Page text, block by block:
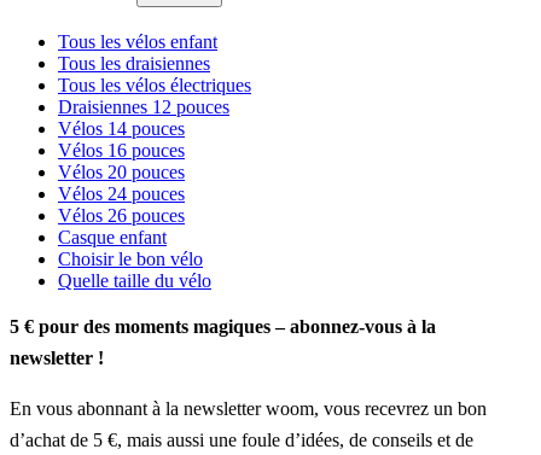
Tous les vélos enfant
Tous les draisiennes
Tous les vélos électriques
Draisiennes 12 pouces
Vélos 14 pouces
Vélos 16 pouces
Vélos 20 pouces
Vélos 24 pouces
Vélos 26 pouces
Casque enfant
Choisir le bon vélo
Quelle taille du vélo
5 € pour des moments magiques – abonnez-vous à la
newsletter !
En vous abonnant à la newsletter woom, vous recevrez un bon
d’achat de 5 €, mais aussi une foule d’idées, de conseils et de